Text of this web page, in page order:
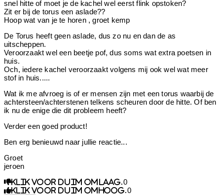
snel hitte of moet je de kachel wel eerst flink opstoken?
Zit er bij de torus een aslade??
Hoop wat van je te horen , groet kemp
De Torus heeft geen aslade, dus zo nu en dan de as
uitscheppen.
Veroorzaakt wel een beetje pof, dus soms wat extra poetsen in
huis.
Och, iedere kachel veroorzaakt volgens mij ook wel wat meer
stof in huis.....
Wat ik me afvroeg is of er mensen zijn met een torus waarbij de
achtersteen/achterstenen telkens scheuren door de hitte. Of ben
ik nu de enige die dit probleem heeft?
Verder een goed product!
Ben erg benieuwd naar jullie reactie...
Groet
jeroen
Klik voor duim omlaag. 0
Klik voor duim omhoog. 0